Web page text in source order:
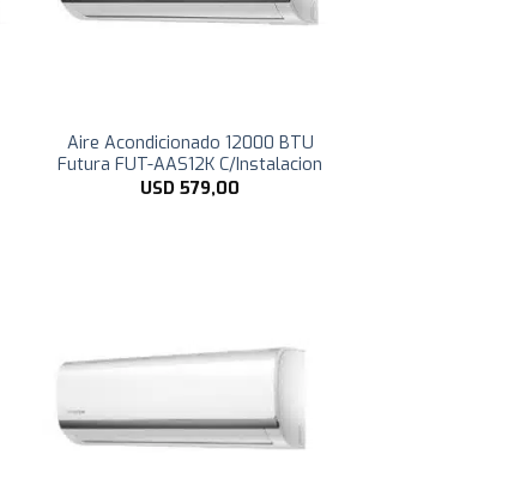
Aire Acondicionado 12000 BTU
Futura FUT-AAS12K C/Instalacion
USD579,00